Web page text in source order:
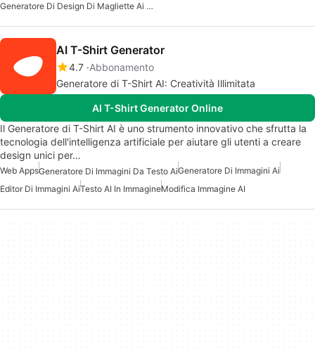
Generatore Di Design Di Magliette Ai Gratuito
AI T-Shirt Generator
4.7 Abbonamento
Generatore di T-Shirt AI: Creatività Illimitata
AI T-Shirt Generator Online
Il Generatore di T-Shirt AI è uno strumento innovativo che sfrutta la
tecnologia dell'intelligenza artificiale per aiutare gli utenti a creare
design unici per…
Web AppsGeneratore Di Immagini Da Testo AiGeneratore Di Immagini Ai
Editor Di Immagini AiTesto AI In ImmagineModifica Immagine AI